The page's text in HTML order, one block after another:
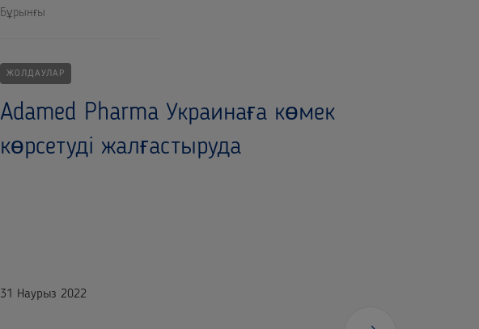
Бұрынғы
ЖОЛДАУЛАР
Adamed Pharma Украинаға көмек
көрсетуді жалғастыруда
31 Наурыз 2022